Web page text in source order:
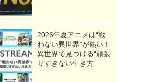
2026年夏アニメは“戦
わない異世界”が熱い！
異世界で見つける“頑張
りすぎない生き方